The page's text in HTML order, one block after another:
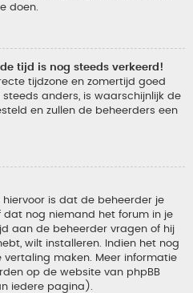
doen.
tijd is nog steeds verkeerd!
tijdzone en zomertijd goed
anders, is waarschijnlijk de
en zullen de beheerders een
is dat de beheerder je
nog niemand het forum in je
aan de beheerder vragen of hij
wilt installeren. Indien het nog
maken. Meer informatie
op de website van phpBB
iedere pagina).